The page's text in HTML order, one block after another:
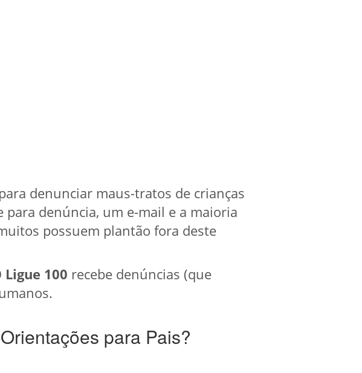
denunciar maus-tratos de crianças
denúncia, um e-mail e a maioria
possuem plantão fora deste
Ligue 100 recebe denúncias (que
para Pais?